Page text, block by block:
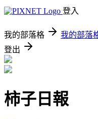
登入
我的部落格 我的部落
登出
柿子日報